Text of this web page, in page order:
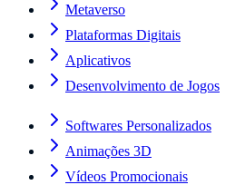
Metaverso
Plataformas Digitais
Aplicativos
Desenvolvimento de Jogos
Softwares Personalizados
Animações 3D
Vídeos Promocionais